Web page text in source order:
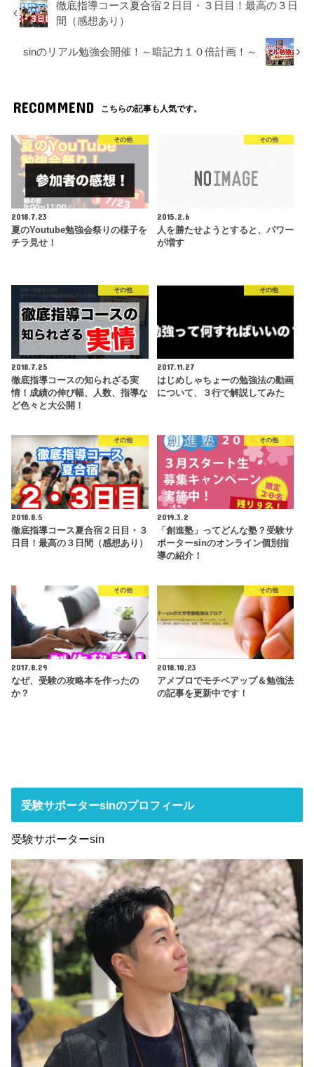
徹底指導コース夏合宿２日目・３日目！最高の３日
間（感想あり）
sinのリアル勉強会開催！～暗記力１０倍計画！～
RECOMMEND こちらの記事も人気です。
その他
2018.7.23
夏のYoutube勉強会祭りの様子を
チラ見せ！
その他
2015.2.6
人を勝たせようとすると、パワー
が増す
その他
2018.7.25
徹底指導コースの知られざる実
情！成績の伸び幅、人数、指導な
ど色々と大公開！
その他
2017.11.27
はじめしゃちょーの勉強法の動画
について、３行で解説してみた
その他
2018.8.5
徹底指導コース夏合宿２日目・３
日目！最高の３日間（感想あり）
その他
2019.3.2
「創進塾」ってどんな塾？受験サ
ポーターsinのオンライン個別指
導の紹介！
その他
2017.8.29
なぜ、受験の攻略本を作ったの
か？
その他
2018.10.23
アメブロでモチベアップ＆勉強法
の記事を更新中です！
受験サポーターsinのプロフィール
受験サポーターsin